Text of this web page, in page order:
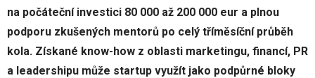
na počáteční investici 80 000 až 200 000 eur a plnou
podporu zkušených mentorů po celý tříměsíční průběh
kola. Získané know-how z oblasti marketingu, financí, PR
a leadershipu může startup využít jako podpůrné bloky